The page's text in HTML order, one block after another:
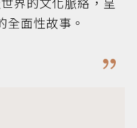
全面性故事。